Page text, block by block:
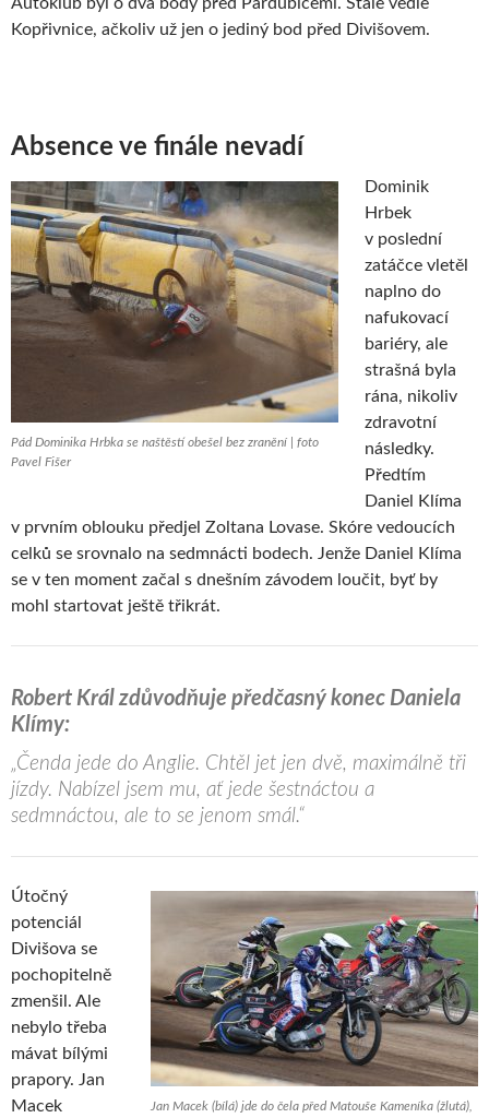
Kopřivnice, ačkoliv už jen o jediný bod před Divišovem.
Absence ve finále nevadí
Pád Dominika Hrbka se naštěstí obešel bez zranění | foto
Pavel Fišer
Dominik
Hrbek
v poslední
zatáčce vletěl
naplno do
nafukovací
bariéry, ale
strašná byla
rána, nikoliv
zdravotní
následky.
Předtím
Daniel Klíma
v prvním oblouku předjel Zoltana Lovase. Skóre vedoucích
celků se srovnalo na sedmnácti bodech. Jenže Daniel Klíma
se v ten moment začal s dnešním závodem loučit, byť by
mohl startovat ještě třikrát.
Robert Král zdůvodňuje předčasný konec Daniela
Klímy:
„Čenda jede do Anglie. Chtěl jet jen dvě, maximálně tři
jízdy. Nabízel jsem mu, ať jede šestnáctou a
sedmnáctou, ale to se jenom smál.“
Jan Macek (bílá) jde do čela před Matouše Kameníka (žlutá),
Útočný
potenciál
Divišova se
pochopitelně
zmenšil. Ale
nebylo třeba
mávat bílými
prapory. Jan
Macek